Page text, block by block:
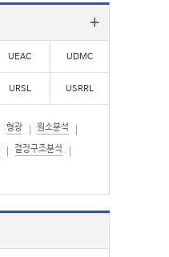
UEAC UDMC
URSL USRRL
형광 원소분석
결정구조분석